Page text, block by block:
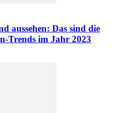
aussehen: Das sind die
Trends im Jahr 2023